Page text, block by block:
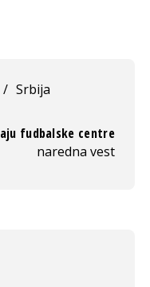
/ Srbija
fudbalske centre
naredna vest